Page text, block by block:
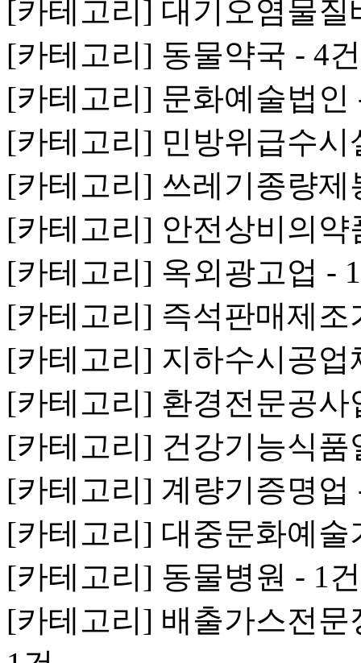
[카테고리] 대기오염물
[카테고리] 동물약국 - 4건
[카테고리] 문화예술법인
[카테고리] 민방위급수시
[카테고리] 쓰레기종량제
[카테고리] 안전상비의약
[카테고리] 옥외광고업 -
[카테고리] 즉석판매제조
[카테고리] 지하수시공업
[카테고리] 환경전문공사
[카테고리] 건강기능식품
[카테고리] 계량기증명업
[카테고리] 대중문화예술
[카테고리] 동물병원 - 1건
[카테고리] 배출가스전